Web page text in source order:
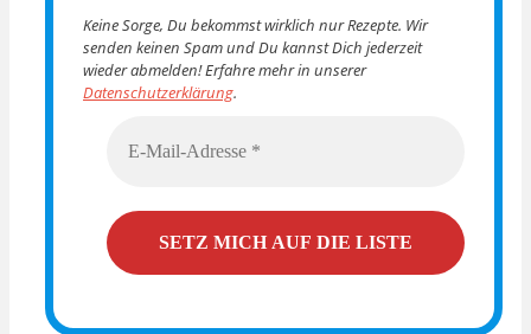
Keine Sorge, Du bekommst wirklich nur Rezepte. Wir
senden keinen Spam und Du kannst Dich jederzeit
wieder abmelden! Erfahre mehr in unserer
Datenschutzerklärung.